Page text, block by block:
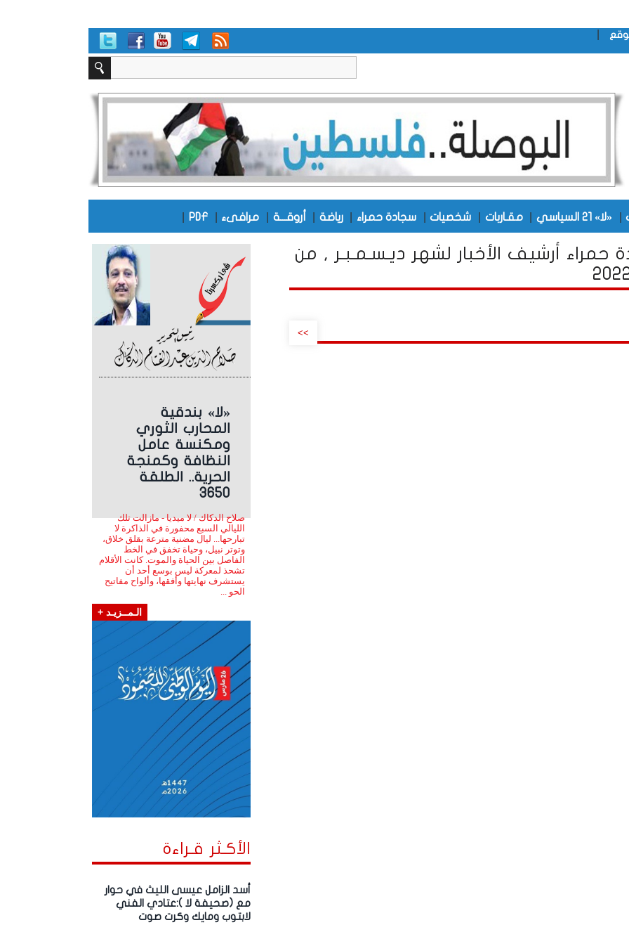
«لا» 21 السياسي مقـاربات شخصيات سجادة حمراء رياضة أروقـــة مرافىء PDF
«لا» بندقية
المحارب الثوري
ومكنسة عامل
النظافة وكمنجة
الحرية.. الطلقة
3650
صلاح الدكاك / لا ميديا - مازالت تلك
الليالي السبع محفورة في الذاكرة لا
تبارحها... ليال مضنية مترعة بقلق خلاق،
وتوتر نبيل، وحياة تخفق في الخط
الفاصل بين الحياة والموت. كانت الأقلام
تشحذ لمعركة ليس بوسع أحد أن
يستشرف نهايتها وأفقها، وألواح مفاتيح
الحو ...
الـمــزيـد +
الأكـثر قـراءة
أسد الزامل عيسى الليث في حوار
مع (صحيفة لا ):عتادي الفني
لابتوب ومايك وكرت صوت
حمراء أرشيف الأخبار لشهر ديـسـمـبـر , من
>>